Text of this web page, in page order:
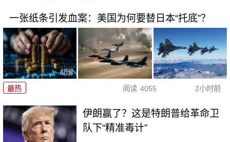
一张纸条引发血案：美国为何要替日本“托底”？
最热 阅读 4055 2小时前
伊朗赢了？这是特朗普给革命卫
队下“精准毒计”